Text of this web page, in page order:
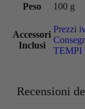
Peso 100 g
Accessori
Inclusi
Prezzi
TEMPI
Recensioni